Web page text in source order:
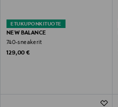
ETUKUPONKITUOTE
NEW BALANCE
740-sneakerit
Original Price
129,00 €